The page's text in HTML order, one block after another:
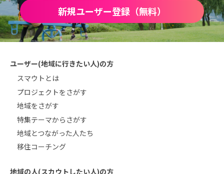
新規ユーザー登録（無料）
ユーザー(地域に行きたい人)の方
スマウトとは
プロジェクトをさがす
地域をさがす
特集テーマからさがす
地域とつながった人たち
移住コーチング
地域の人(スカウトしたい人)の方